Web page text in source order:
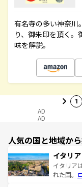
有名寺の多い神奈川
り、御朱印を頂く
味を解説。
1
AD
AD
人気の国と地域か
イタリア
イタリア
れた国。